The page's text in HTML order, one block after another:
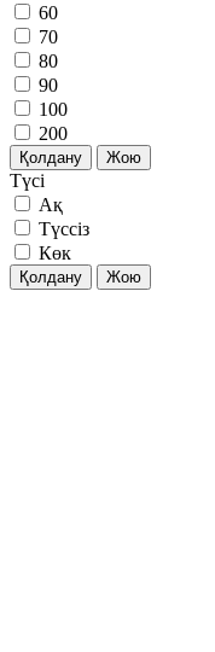
60
70
80
90
100
200
Қолдану Жою
Түсі
Ақ
Түссіз
Көк
Қолдану Жою